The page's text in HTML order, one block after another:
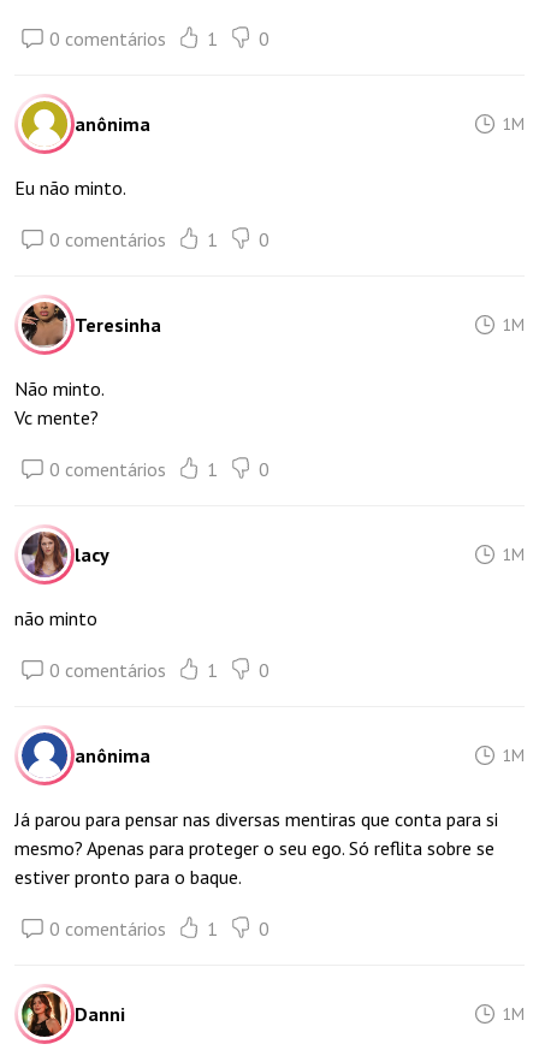
0 comentários 1 0
anônima 1M
Eu não minto.
0 comentários 1 0
Teresinha 1M
Não minto.
Vc mente?
0 comentários 1 0
lacy 1M
não minto
0 comentários 1 0
anônima 1M
Já parou para pensar nas diversas mentiras que conta para si
mesmo? Apenas para proteger o seu ego. Só reflita sobre se
estiver pronto para o baque.
0 comentários 1 0
Danni 1M